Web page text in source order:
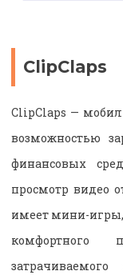
ClipClaps
ClipClaps —
возможностью
финансовых
просмотр видео
имеет мини-
комфортного